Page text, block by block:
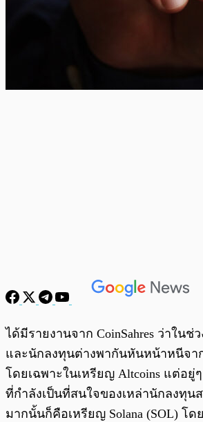
ได้มีรายงานจาก CoinSahres ว่าในช่
และนักลงทุนต่างพากันหันหน้าหนีจา
โดยเฉพาะในเหรียญ Altcoins แต่อยู่
ที่กำลังเป็นที่สนใจของเหล่านักลงทุน
มากนั้นก็คือเหรียญ Solana (SOL) โ